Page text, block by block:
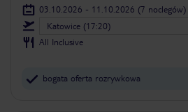
03.10.2026 - 11.10.2026 (7 noclegów)
Katowice (17:20)
All Inclusive
bogata oferta rozrywkowa